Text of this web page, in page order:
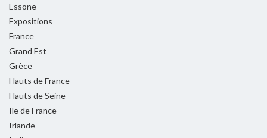
Essone
Expositions
France
Grand Est
Grèce
Hauts de France
Hauts de Seine
Ile de France
Irlande